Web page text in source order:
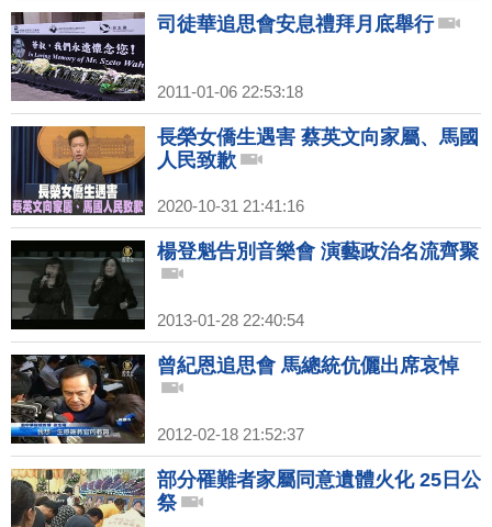
司徒華追思會安息禮拜月底舉行
2011-01-06 22:53:18
長榮女僑生遇害 蔡英文向家屬、馬國
人民致歉
2020-10-31 21:41:16
楊登魁告別音樂會 演藝政治名流齊聚
2013-01-28 22:40:54
曾紀恩追思會 馬總統伉儷出席哀悼
2012-02-18 21:52:37
部分罹難者家屬同意遺體火化 25日公
祭